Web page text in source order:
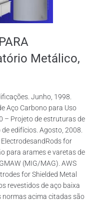
Metálico,
Junho, 1998.
Aço Carbono para Uso
– Projeto de estruturas de
edifícios. Agosto, 2008.
for
para arames e varetas de
(MIG/MAG). AWS
for Shielded Metal
revestidos de aço baixa
normas acima citadas são